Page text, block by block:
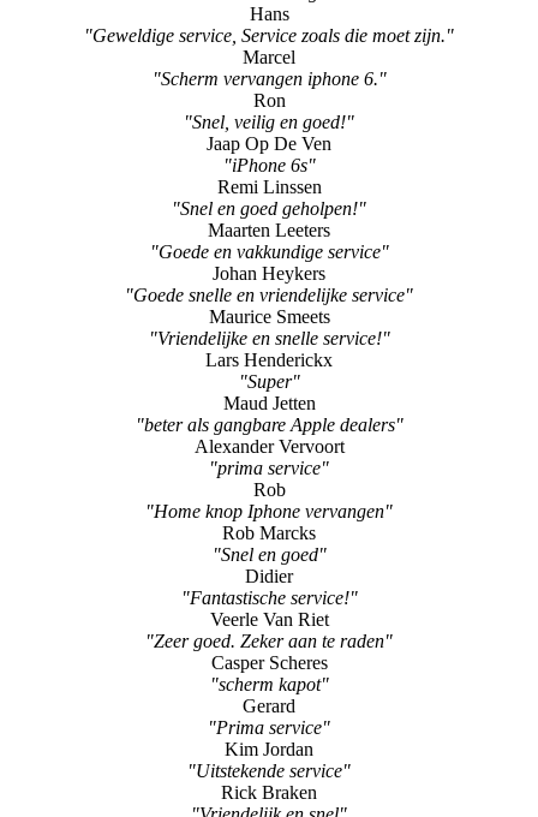
Hans
"Geweldige service, Service zoals die moet zijn."
Marcel
"Scherm vervangen iphone 6."
Ron
"Snel, veilig en goed!"
Jaap Op De Ven
"iPhone 6s"
Remi Linssen
"Snel en goed geholpen!"
Maarten Leeters
"Goede en vakkundige service"
Johan Heykers
"Goede snelle en vriendelijke service"
Maurice Smeets
"Vriendelijke en snelle service!"
Lars Henderickx
"Super"
Maud Jetten
"beter als gangbare Apple dealers"
Alexander Vervoort
"prima service"
Rob
"Home knop Iphone vervangen"
Rob Marcks
"Snel en goed"
Didier
"Fantastische service!"
Veerle Van Riet
"Zeer goed. Zeker aan te raden"
Casper Scheres
"scherm kapot"
Gerard
"Prima service"
Kim Jordan
"Uitstekende service"
Rick Braken